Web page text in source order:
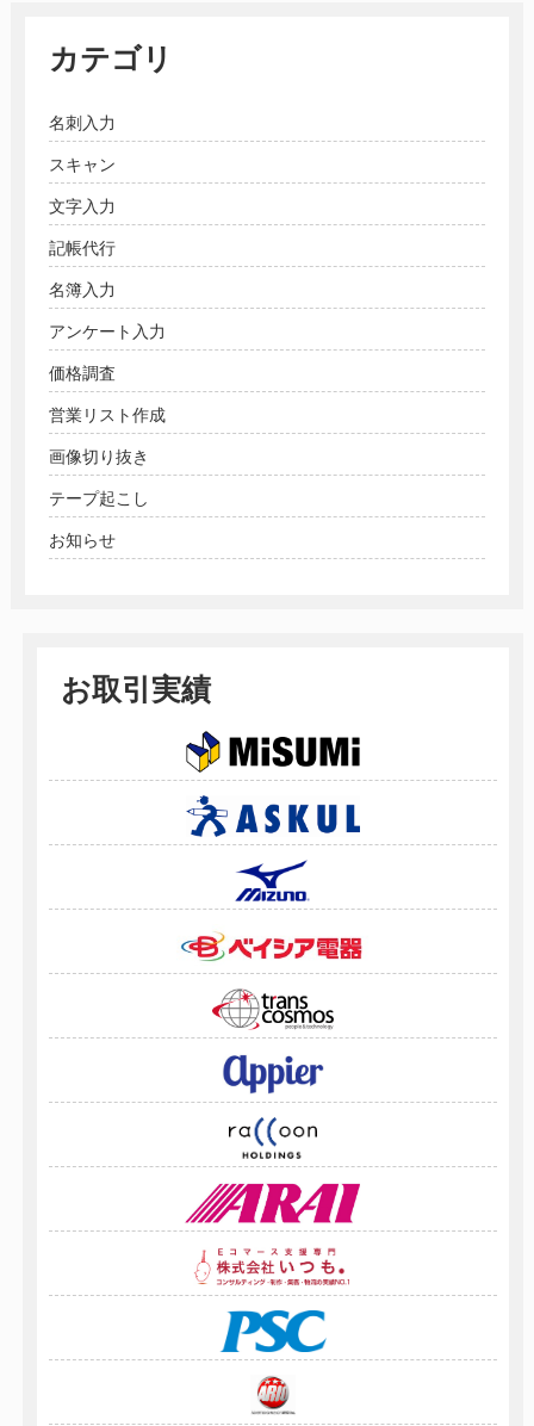
カテゴリ
名刺入力
スキャン
文字入力
記帳代行
名簿入力
アンケート入力
価格調査
営業リスト作成
画像切り抜き
テープ起こし
お知らせ
お取引実績